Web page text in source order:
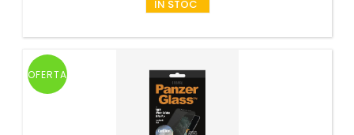
IN STOC
OFERTA